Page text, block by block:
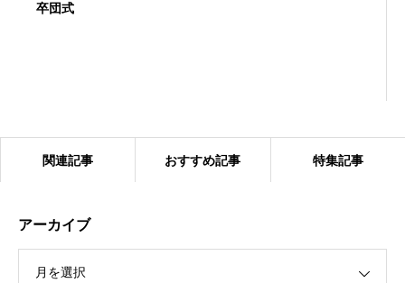
卒団式
関連記事 おすすめ記事 特集記事
アーカイブ
月を選択